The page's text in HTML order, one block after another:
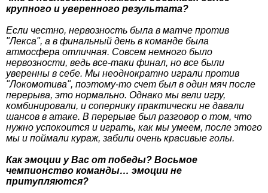
крупного и уверенного результата?
Если честно, нервозность была в матче против
"Лекса", а в финальный день в команде была
атмосфера отличная. Совсем немного было
нервозности, ведь все-таки финал, но все были
уверенны в себе. Мы неоднократно играли против
"Локомотива", поэтому-то счет был в один мяч после
перерыва, это нормально. Однако мы вели игру,
комбинировали, и сопернику практически не давали
шансов в атаке. В перерыве был разговор о том, что
нужно успокоится и играть, как мы умеем, после этого
мы и поймали кураж, забили очень красивые голы.
Как эмоции у Вас от победы? Восьмое
чемпионство команды… эмоции не
притупляются?